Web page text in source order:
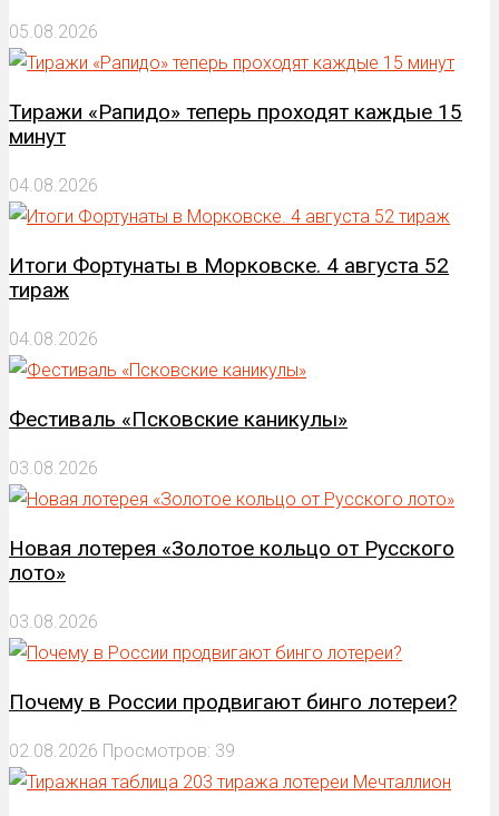
05.08.2026
Тиражи «Рапидо» теперь проходят каждые 15
минут
04.08.2026
Итоги Фортунаты в Морковске. 4 августа 52
тираж
04.08.2026
Фестиваль «Псковские каникулы»
03.08.2026
Новая лотерея «Золотое кольцо от Русского
лото»
03.08.2026
Почему в России продвигают бинго лотереи?
02.08.2026 Просмотров: 39